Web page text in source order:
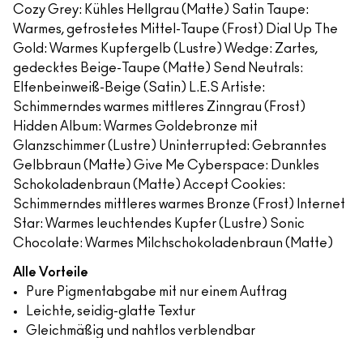
Cozy Grey​: Kühles Hellgrau (Matte) Satin Taupe​:
Warmes, gefrostetes Mittel-Taupe (Frost) Dial Up The
Gold: Warmes Kupfergelb (Lustre) Wedge: Zartes,
gedecktes Beige-Taupe (Matte) Send Neutrals:
Elfenbeinweiß-Beige (Satin) L.E.S Artiste​:
Schimmerndes warmes mittleres Zinngrau (Frost)
Hidden Album: Warmes Goldebronze mit
Glanzschimmer (Lustre) Uninterrupted: Gebranntes
Gelbbraun (Matte) Give Me Cyberspace: Dunkles
Schokoladenbraun (Matte) Accept Cookies:
Schimmerndes mittleres warmes Bronze (Frost) Internet
Star: Warmes leuchtendes Kupfer (Lustre) Sonic
Chocolate: Warmes Milchschokoladenbraun (Matte)
Alle Vorteile
Pure Pigmentabgabe mit nur einem Auftrag
Leichte, seidig-glatte Textur
Gleichmäßig und nahtlos verblendbar